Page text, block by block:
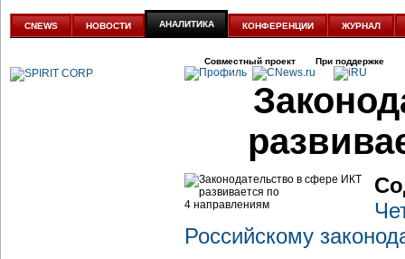
аналитике
CNEWS НОВОСТИ АНАЛИТИКА КОНФЕРЕНЦИИ ЖУРНАЛ
Совместный проект При поддержке
Российскому